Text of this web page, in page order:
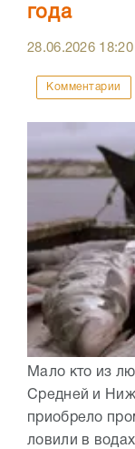
года
28.06.2026 18:20
Комментарии
Мало кто из
Средней и
приобрело
ловили в